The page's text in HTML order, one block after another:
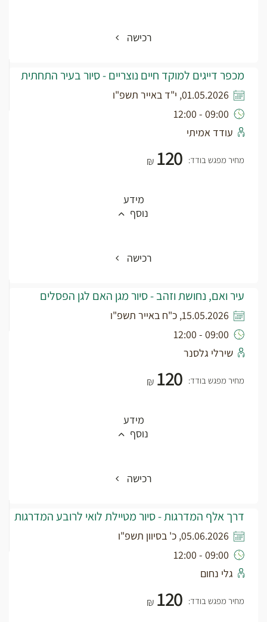
רכישה
מכפר דייגים למוקד חיים נוצריים - סיור בעיר התחתית
01.05.2026, י"ד באייר תשפ"ו
09:00 - 12:00
עודד אמיתי
מחיר מפגש בודד: ₪ 120
מידע
נוסף
רכישה
עיר ואם, נחושת וזהב - סיור מגן האם לגן הפסלים
15.05.2026, כ"ח באייר תשפ"ו
09:00 - 12:00
שירלי גלסנר
מחיר מפגש בודד: ₪ 120
מידע
נוסף
רכישה
דרך אלף המדרגות - סיור מטיילת לואי לרובע המדרגות
05.06.2026, כ' בסיוון תשפ"ו
09:00 - 12:00
גלי נחום
מחיר מפגש בודד: ₪ 120